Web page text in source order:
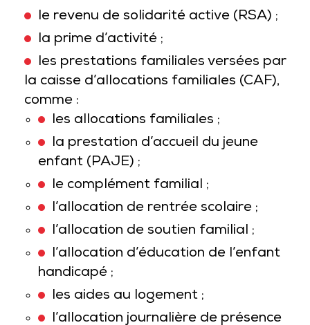
le revenu de solidarité active (RSA) ;
la prime d’activité ;
les prestations familiales versées par
la caisse d’allocations familiales (CAF),
comme :
les allocations familiales ;
la prestation d’accueil du jeune
enfant (PAJE) ;
le complément familial ;
l’allocation de rentrée scolaire ;
l’allocation de soutien familial ;
l’allocation d’éducation de l’enfant
handicapé ;
les aides au logement ;
l’allocation journalière de présence